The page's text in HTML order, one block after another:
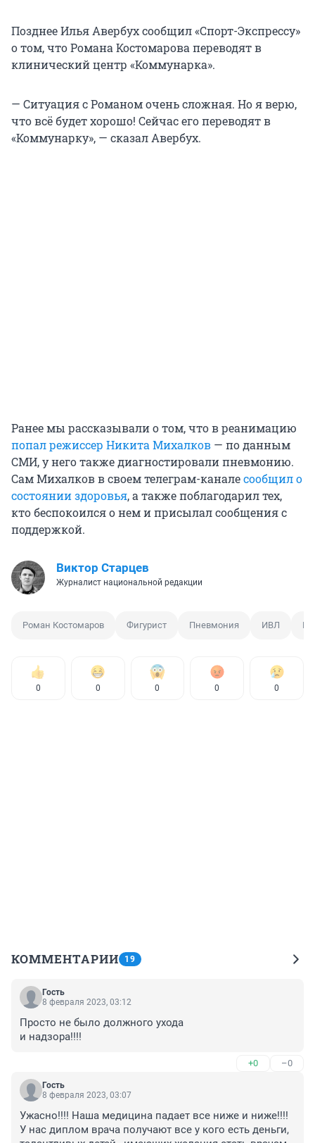
Позднее Илья Авербух сообщил «Спорт-Экспрессу»
о том, что Романа Костомарова переводят в
клинический центр «Коммунарка».
— Ситуация с Романом очень сложная. Но я верю,
что всё будет хорошо! Сейчас его переводят в
«Коммунарку», — сказал Авербух.
Ранее мы рассказывали о том, что в реанимацию
попал режиссер Никита Михалков — по данным
СМИ, у него также диагностировали пневмонию.
Сам Михалков в своем телеграм-каналесообщил о
состоянии здоровья, а также поблагодарил тех,
кто беспокоился о нем и присылал сообщения с
поддержкой.
Виктор Старцев
Журналист национальной редакции
Роман Костомаров Фигурист Пневмония ИВЛ
0 0 0 0 0
КОММЕНТАРИИ 19
Гость
8 февраля 2023, 03:12
Просто не было должного ухода
и надзора!!!!
+0 –0
Гость
8 февраля 2023, 03:07
Ужасно!!!! Наша медицина падает все ниже и ниже!!!!
У нас диплом врача получают все у кого есть деньги,